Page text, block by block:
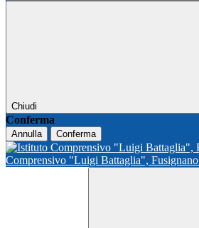
Chiudi
Conferma
Annulla Conferma
Comprensivo "Luigi Battaglia", Fusignano